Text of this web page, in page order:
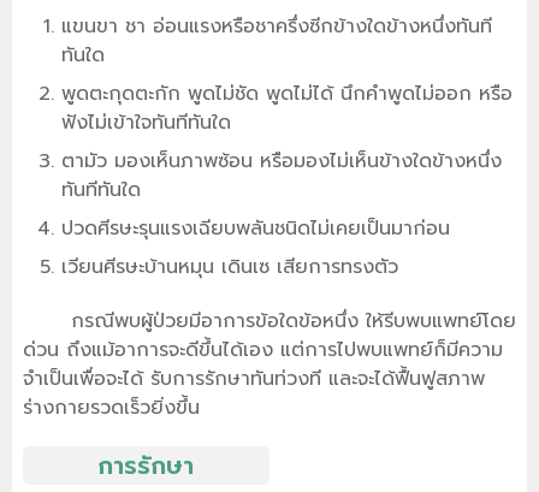
แขนขา ชา อ่อนแรงหรือชาครึ่งซีกข้างใดข้างหนึ่งทันที
ทันใด
พูดตะกุดตะกัก พูดไม่ชัด พูดไม่ได้ นึกคำพูดไม่ออก หรือ
ฟังไม่เข้าใจทันทีทันใด
ตามัว มองเห็นภาพซ้อน หรือมองไม่เห็นข้างใดข้างหนึ่ง
ทันทีทันใด
ปวดศีรษะรุนแรงเฉียบพลันชนิดไม่เคยเป็นมาก่อน
เวียนศีรษะบ้านหมุน เดินเซ เสียการทรงตัว
กรณีพบผู้ป่วยมีอาการข้อใดข้อหนึ่ง ให้รีบพบแพทย์โดย
ด่วน ถึงแม้อาการจะดีขึ้นได้เอง แต่การไปพบแพทย์ก็มีความ
จำเป็นเพื่อจะได้ รับการรักษาทันท่วงที และจะได้ฟื้นฟูสภาพ
ร่างกายรวดเร็วยิ่งขึ้น
การรักษา